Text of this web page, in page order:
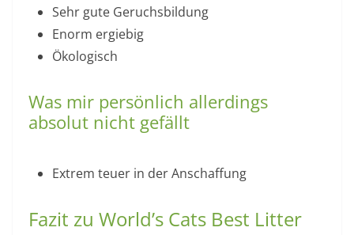
Sehr gute Geruchsbildung
Enorm ergiebig
Ökologisch
Was mir persönlich allerdings
absolut nicht gefällt
Extrem teuer in der Anschaffung
Fazit zu World’s Cats Best Litter